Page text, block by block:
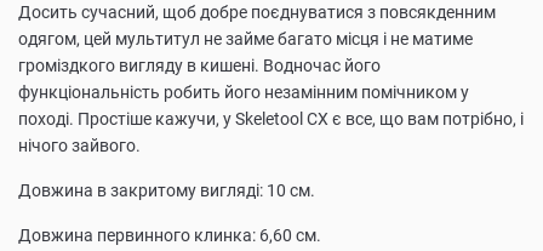
Досить сучасний, щоб добре поєднуватися з повсякденним
одягом, цей мультитул не займе багато місця і не матиме
громіздкого вигляду в кишені. Водночас його
функціональність робить його незамінним помічником у
поході. Простіше кажучи, у Skeletool CX є все, що вам потрібно, і
нічого зайвого.
Довжина в закритому вигляді: 10 см.
Довжина первинного клинка: 6,60 см.